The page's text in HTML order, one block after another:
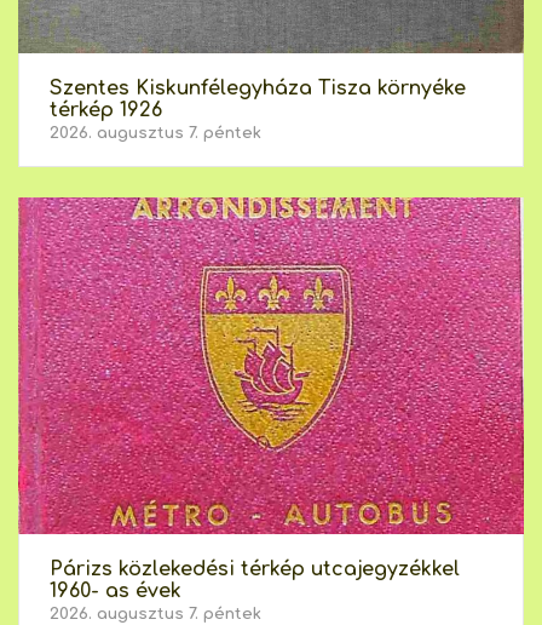
Szentes Kiskunfélegyháza Tisza környéke
térkép 1926
2026. augusztus 7. péntek
Párizs közlekedési térkép utcajegyzékkel
1960- as évek
2026. augusztus 7. péntek